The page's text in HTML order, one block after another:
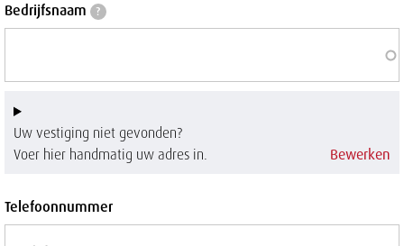
Bedrijfsnaam
Bedrijfsnaam ?
Uw vestiging niet gevonden?
Voer hier handmatig uw adres in.
Bewerken
Telefoonnummer